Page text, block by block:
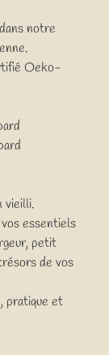
notre
Oeko-
vieilli.
essentiels
petit
de vos
pratique et